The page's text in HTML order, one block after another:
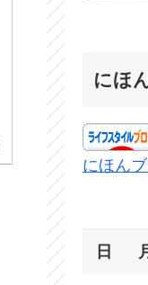
にほ
にほん
日